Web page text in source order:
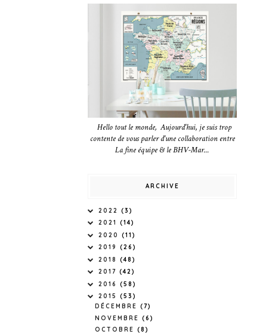
Hello tout le monde, Aujourd'hui, je suis trop
contente de vous parler d'une collaboration entre
La fine équipe & le BHV-Mar...
ARCHIVE
2022 (3)
2021 (14)
2020 (11)
2019 (26)
2018 (48)
2017 (42)
2016 (58)
2015 (53)
DÉCEMBRE (7)
NOVEMBRE (6)
OCTOBRE (8)